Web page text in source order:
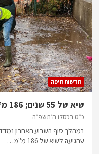
חדשות חיפה
שיא של 55 שנים; 186 מ”מ גשם בחיפה
כ״ט בכסלו ה׳תשפ״ה
במהלך סוף השבוע האחרון
שהגיעה לשיא של 186 מ"מ…